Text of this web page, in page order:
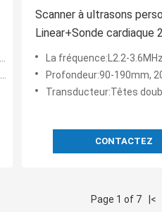
Scanner à ultrasons
Linear+Sonde cardiaque
Format DICOM mobile
La fréquence:L2.2-3.6MHz
Profondeur:90-190mm,
Transducteur:Têtes doubles
CONTACTEZ
Page 1 of 7 |<